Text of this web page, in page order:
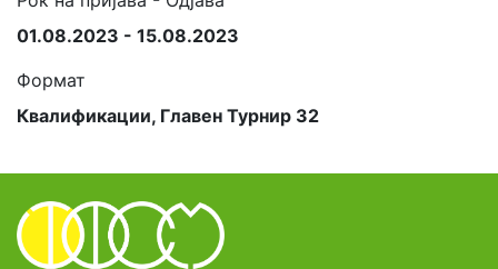
01.08.2023 - 15.08.2023
Формат
Квалификации, Главен Турнир 32